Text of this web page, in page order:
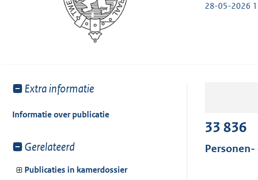
28-05-2026
Toon
van:
Extra informatie
Informatie over publicatie
Toon
van:
Gerelateerd
Publicaties in kamerdossier
33 836